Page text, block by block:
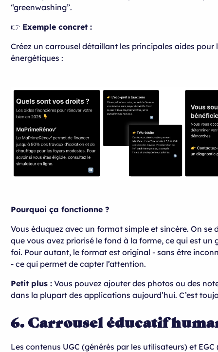
“greenwashing”.
👉 Exemple concret :
Créez un carrousel détaillant les principales aides pour
énergétiques :
Pourquoi ça fonctionne ?
Vous éduquez avec un format simple et sincère. On se
que vous avez priorisé le fond à la forme, ce qui est un
foi. Pour autant, le format est original - sans être
- ce qui permet de capter l’attention.
Petit plus : Vous pouvez ajouter des photos ou des
dans la plupart des applications aujourd’hui. C’est
6. Carrousel éducatif
Les contenus UGC (générés par les utilisateurs) et EGC